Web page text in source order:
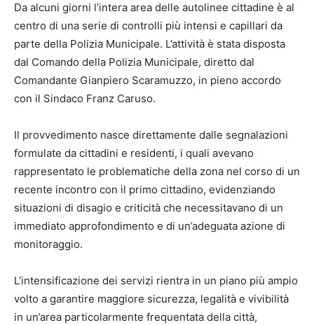
Da alcuni giorni l’intera area delle autolinee cittadine è al
centro di una serie di controlli più intensi e capillari da
parte della Polizia Municipale. L’attività è stata disposta
dal Comando della Polizia Municipale, diretto dal
Comandante Gianpiero Scaramuzzo, in pieno accordo
con il Sindaco Franz Caruso.
Il provvedimento nasce direttamente dalle segnalazioni
formulate da cittadini e residenti, i quali avevano
rappresentato le problematiche della zona nel corso di un
recente incontro con il primo cittadino, evidenziando
situazioni di disagio e criticità che necessitavano di un
immediato approfondimento e di un’adeguata azione di
monitoraggio.
L’intensificazione dei servizi rientra in un piano più ampio
volto a garantire maggiore sicurezza, legalità e vivibilità
in un’area particolarmente frequentata della città,